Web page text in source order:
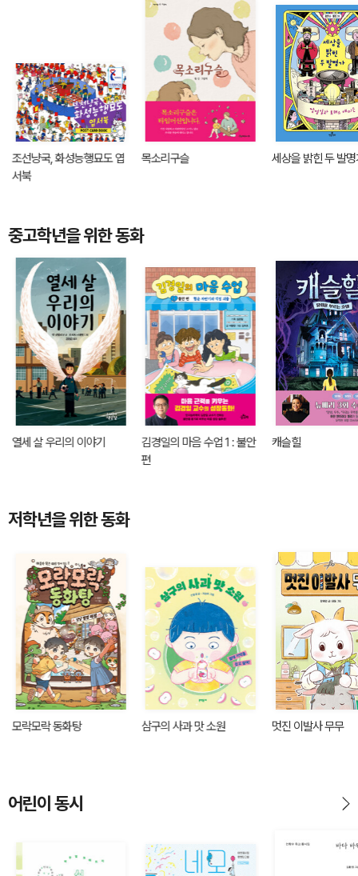
조선냥국, 화성능행묘도 엽
서북
목소리구슬 세상을 밝힌 두 발명
중고학년을 위한 동화
열세 살 우리의 이야기
김경일의 마음 수업 1 : 불안
편
캐슬힐
저학년을 위한 동화
모락모락 동화탕 삼구의 사과 맛 소원 멋진 이발사 무무
어린이 동시